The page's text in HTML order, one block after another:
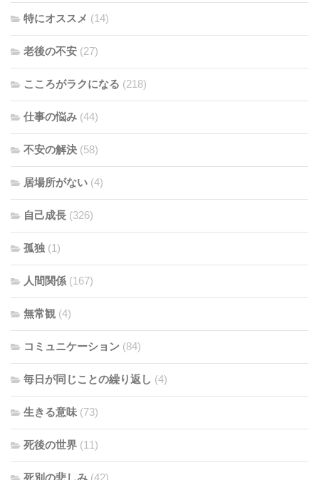
特にオススメ (14)
老後の不安 (27)
こころがラクになる (218)
仕事の悩み (44)
不安の解決 (58)
居場所がない (4)
自己成長 (326)
孤独 (1)
人間関係 (167)
無常観 (4)
コミュニケーション (84)
毎日が同じことの繰り返し (4)
生きる意味 (73)
死後の世界 (11)
死別の悲しみ (42)